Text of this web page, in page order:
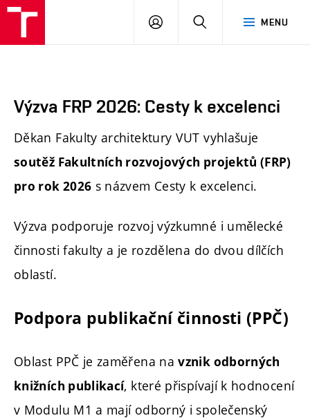
MENU
PŘIHLÁSIT
Výzva FRP 2026: Cesty k excelenci
Děkan Fakulty architektury VUT vyhlašuje
soutěž Fakultních rozvojových projektů (FRP)
pro rok 2026 s názvem Cesty k excelenci.
Výzva podporuje rozvoj výzkumné i umělecké
činnosti fakulty a je rozdělena do dvou dílčích
oblastí.
Podpora publikační činnosti (PPČ)
Oblast PPČ je zaměřena navznik odborných
knižních publikací, které přispívají k hodnocení
v Modulu M1 a mají odborný i společenský